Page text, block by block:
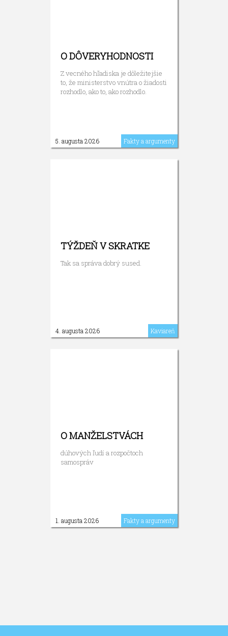
O DÔVERYHODNOSTI
Z vecného hľadiska je dôležitejšie
to, že ministerstvo vnútra o žiadosti
rozhodlo, ako to, ako rozhodlo.
5. augusta 2026 Fakty a argumenty
TÝŽDEŇ V SKRATKE
Tak sa správa dobrý sused.
4. augusta 2026 Kaviareň
O MANŽELSTVÁCH
dúhových ľudí a rozpočtoch
samospráv
1. augusta 2026 Fakty a argumenty